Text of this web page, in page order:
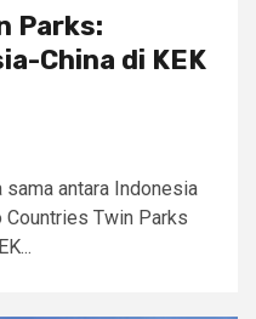
Parks:
China di KEK
sama antara Indonesia
Countries Twin Parks